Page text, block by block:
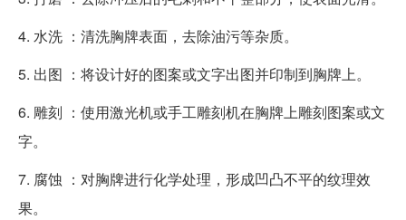
4. 水洗 ：清洗胸牌表面，去除油污等杂质。
5. 出图 ：将设计好的图案或文字出图并印制到胸牌上。
6. 雕刻 ：使用激光机或手工雕刻机在胸牌上雕刻图案或文
字。
7. 腐蚀 ：对胸牌进行化学处理，形成凹凸不平的纹理效
果。